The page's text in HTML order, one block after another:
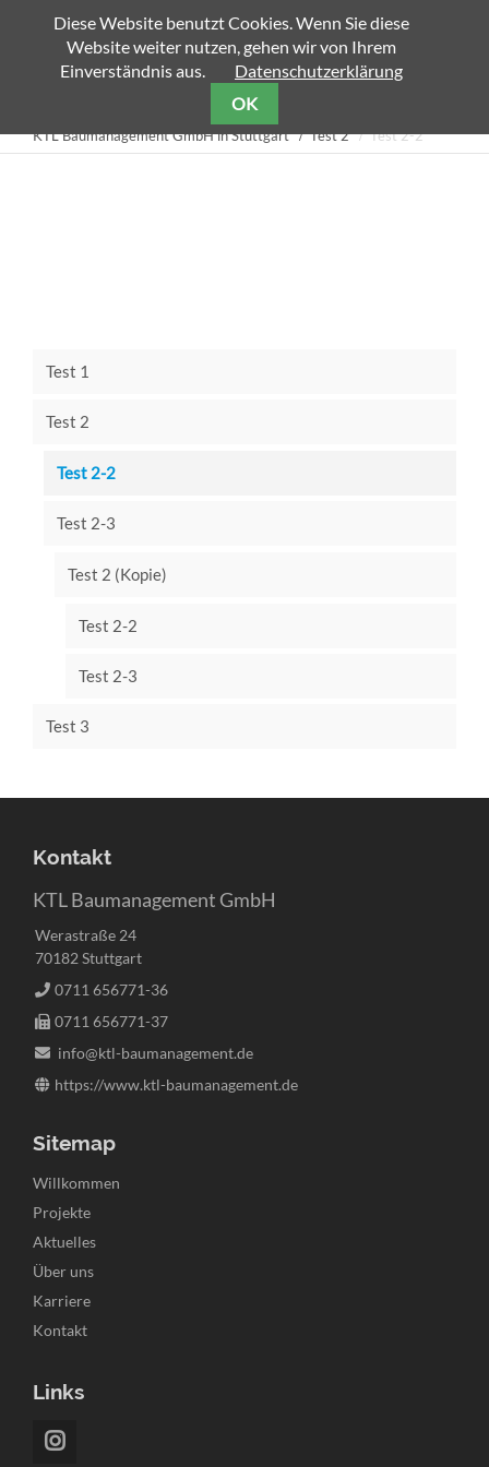
Zielseite
KTL Baumanagement GmbH in Stuttgart Test 2 Test 2-2
Test 1
Test 2
Test 2-2
Test 2-3
Test 2 (Kopie)
Test 2-2
Test 2-3
Test 3
Kontakt
KTL Baumanagement GmbH
Werastraße 24
70182 Stuttgart
0711 656771-36
0711 656771-37
info@ktl-baumanagement.de
https://www.ktl-baumanagement.de
Sitemap
Navigation
überspringen
Willkommen
Projekte
Aktuelles
Über uns
Karriere
Kontakt
Links
Diese Website benutzt Cookies. Wenn Sie diese
Website weiter nutzen, gehen wir von Ihrem
Einverständnis aus.
Datenschutzerklärung
OK